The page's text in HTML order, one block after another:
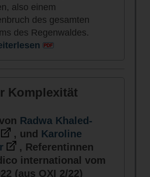
also einem
des gesamten
des Regenwaldes.
Komplexität
Radwa Khaled-
, und Karoline
, Referentinnen
international vom
(aus OXI 2/22)